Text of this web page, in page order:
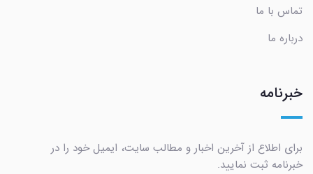
تماس با ما
درباره ما
خبرنامه
برای اطلاع از آخرین اخبار و مطالب سایت، ایمیل خود را در
خبرنامه ثبت نمایید.